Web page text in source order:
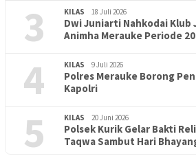
3 KILAS 18 Juli 2026
Dwi Juniarti Nahkodai Klub
Animha Merauke Periode
4 KILAS 9 Juli 2026
Polres Merauke Borong
Kapolri
5 KILAS 20 Juni 2026
Polsek Kurik Gelar Bakti
Taqwa Sambut Hari
PENDIDIKAN 18 Juni 2026
Lepas Puluhan Peserta Didik, TK